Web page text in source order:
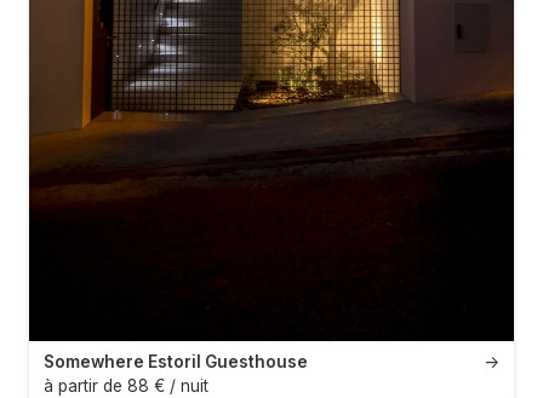
→
Somewhere Estoril Guesthouse
à partir de 88 € / nuit